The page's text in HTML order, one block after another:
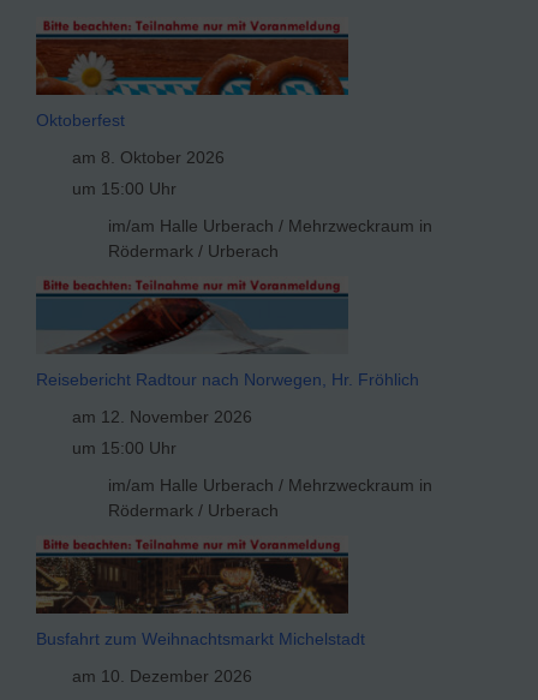
Oktoberfest
am 8. Oktober 2026
um 15:00 Uhr
im/am Halle Urberach / Mehrzweckraum in
Rödermark / Urberach
Reisebericht Radtour nach Norwegen, Hr. Fröhlich
am 12. November 2026
um 15:00 Uhr
im/am Halle Urberach / Mehrzweckraum in
Rödermark / Urberach
Busfahrt zum Weihnachtsmarkt Michelstadt
am 10. Dezember 2026